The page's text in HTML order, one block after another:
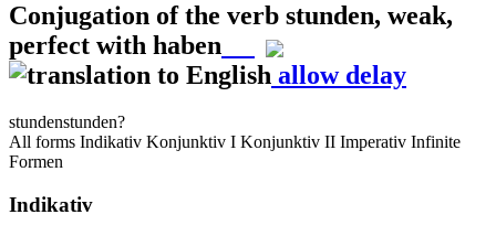
Conjugation of the verb stunden, weak,
perfect with haben
allow delay
stundenstunden?
All forms Indikativ Konjunktiv I Konjunktiv II Imperativ Infinite
Formen
Indikativ